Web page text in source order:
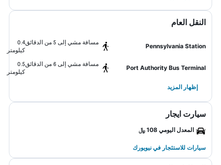
النقل العام
Pennsylvania Station
مسافة مشي إلى 5 من الدقائق
0.4
كيلومتر
Port Authority Bus Terminal
مسافة مشي إلى 6 من الدقائق
0.5
كيلومتر
إظهار المزيد
سيارت ايجار
المعدل اليومي 108 ﷼
سيارات للاستئجار في نيويورك